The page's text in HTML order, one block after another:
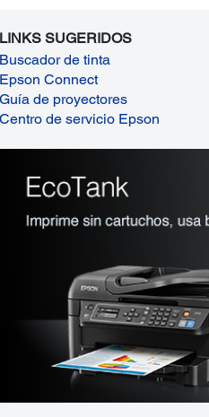
LINKS SUGERIDOS
Buscador de tinta
Epson Connect
Guía de proyectores
Centro de servicio Epson